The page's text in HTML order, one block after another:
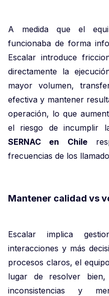
A medida que el
funcionaba de forma
Escalar introduce
directamente la
mayor volumen,
efectiva y mantener
operación, lo que
el riesgo de incumplir
SERNAC en Chile
frecuencias de los
Mantener calidad vs
Escalar implica
interacciones y más
procesos claros, el
lugar de resolver
inconsistencias y